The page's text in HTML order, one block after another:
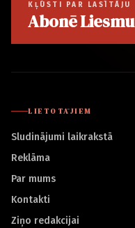
KĻŪSTI PAR LASĪTĀJU
Abonē Liesmu
LIETOTĀJIEM
Sludinājumi laikrakstā
Reklāma
Par mums
Kontakti
Ziņo redakcijai